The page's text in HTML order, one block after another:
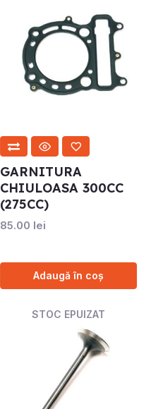
GARNITURA
CHIULOASA 300CC
(275CC)
85.00 lei
Adaugă în coș
STOC EPUIZAT